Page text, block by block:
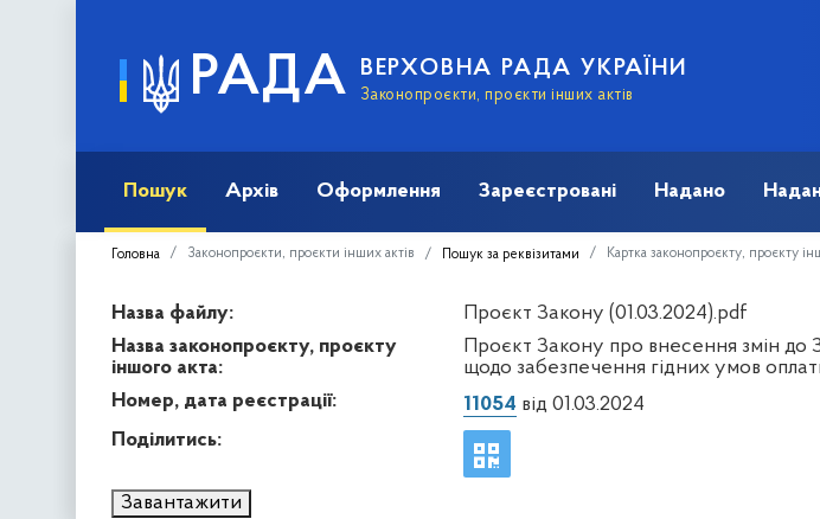
РАДА ВЕРХОВНА РАДА УКРАЇНИ
Законопроєкти, проєкти інших актів
Пошук Архів Оформлення Зареєстровані Надано
Головна Законопроєкти, проєкти інших актів Пошук за реквізитами Картка законопроєкту, проєкту
Назва файлу:
Проєкт Закону (01.03.2024).pdf
Назва законопроєкту, проєкту
іншого акта:
Проєкт Закону про внесення змін до
щодо забезпечення гідних умов
Номер, дата реєстрації:
11054 від 01.03.2024
Поділитись:
Завантажити